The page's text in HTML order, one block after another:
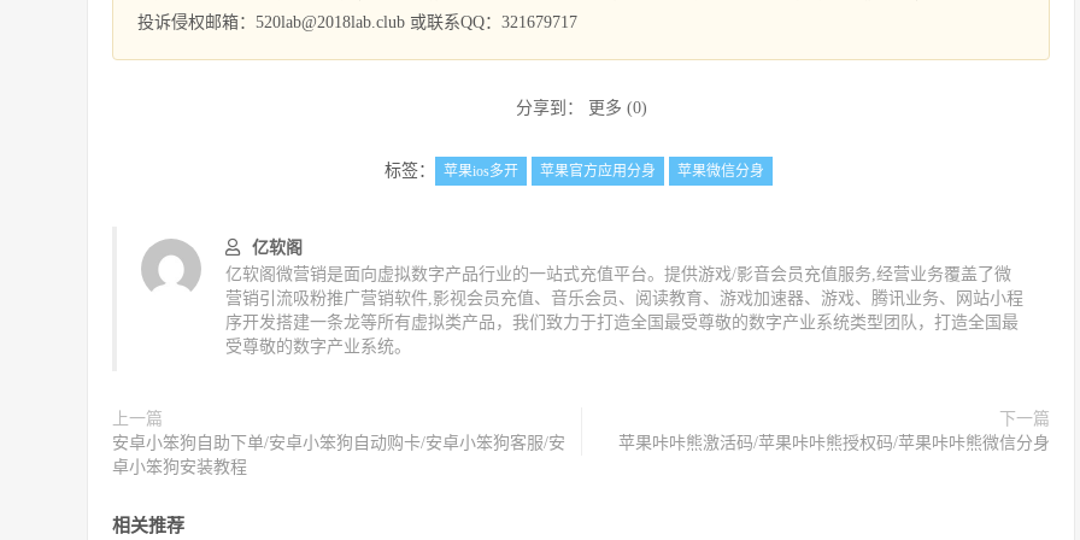
投诉侵权邮箱：520lab@2018lab.club 或联系QQ：321679717
分享到： 更多 (0)
标签： 苹果ios多开 苹果官方应用分身 苹果微信分身
亿软阁
亿软阁微营销是面向虚拟数字产品行业的一站式充值平台。提供游戏/影音会员充值服务,经营业务覆盖了微
营销引流吸粉推广营销软件,影视会员充值、音乐会员、阅读教育、游戏加速器、游戏、腾讯业务、网站小程
序开发搭建一条龙等所有虚拟类产品，我们致力于打造全国最受尊敬的数字产业系统类型团队，打造全国最
受尊敬的数字产业系统。
上一篇
安卓小笨狗自助下单/安卓小笨狗自动购卡/安卓小笨狗客服/安
卓小笨狗安装教程
下一篇
苹果咔咔熊激活码/苹果咔咔熊授权码/苹果咔咔熊微信分身
相关推荐